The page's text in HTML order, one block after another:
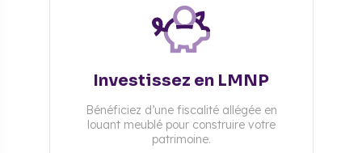
Investissez en LMNP
Bénéficiez d’une fiscalité allégée en
louant meublé pour construire votre
patrimoine.